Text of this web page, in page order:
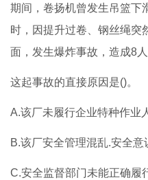
期间，卷扬机曾发生吊篮下
时，因提升过卷、钢丝绳突
面，发生爆炸事故，造成8
这起事故的直接原因是()。
A.该厂未履行企业特种作业
B.该厂安全管理混乱.安全意
C.安全监督部门未能正确履